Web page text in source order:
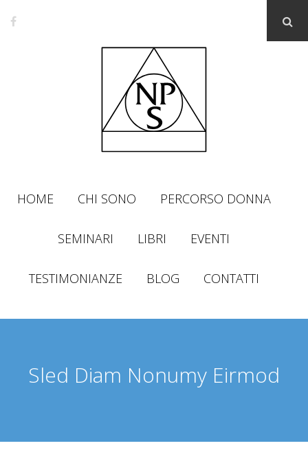
HOME CHI SONO PERCORSO DONNA
SEMINARI LIBRI EVENTI
TESTIMONIANZE BLOG CONTATTI
Sled Diam Nonumy Eirmod